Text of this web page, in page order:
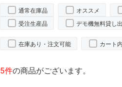
通常在庫品 オススメ
受注生産品
デモ機無料貸し
在庫あり・注文可能 カート
5件の商品がございます。